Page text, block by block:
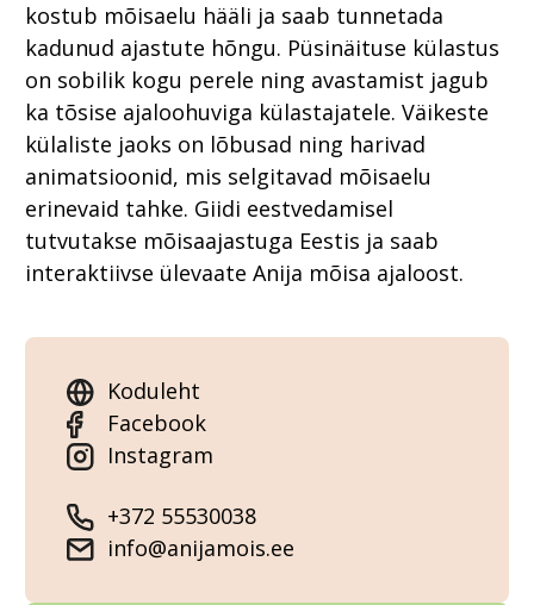
kostub mõisaelu hääli ja saab tunnetada
kadunud ajastute hõngu. Püsinäituse külastus
on sobilik kogu perele ning avastamist jagub
ka tõsise ajaloohuviga külastajatele. Väikeste
külaliste jaoks on lõbusad ning harivad
animatsioonid, mis selgitavad mõisaelu
erinevaid tahke. Giidi eestvedamisel
tutvutakse mõisaajastuga Eestis ja saab
interaktiivse ülevaate Anija mõisa ajaloost.
Koduleht
Facebook
Instagram
+372 55530038
info@anijamois.ee